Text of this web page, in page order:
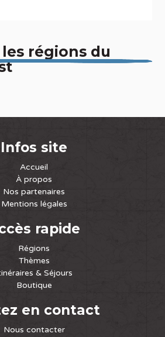
régions du
Infos site
Accueil
À propos
Nos partenaires
Mentions légales
rapide
Régions
Thèmes
& Séjours
Boutique
en contact
Nous contacter